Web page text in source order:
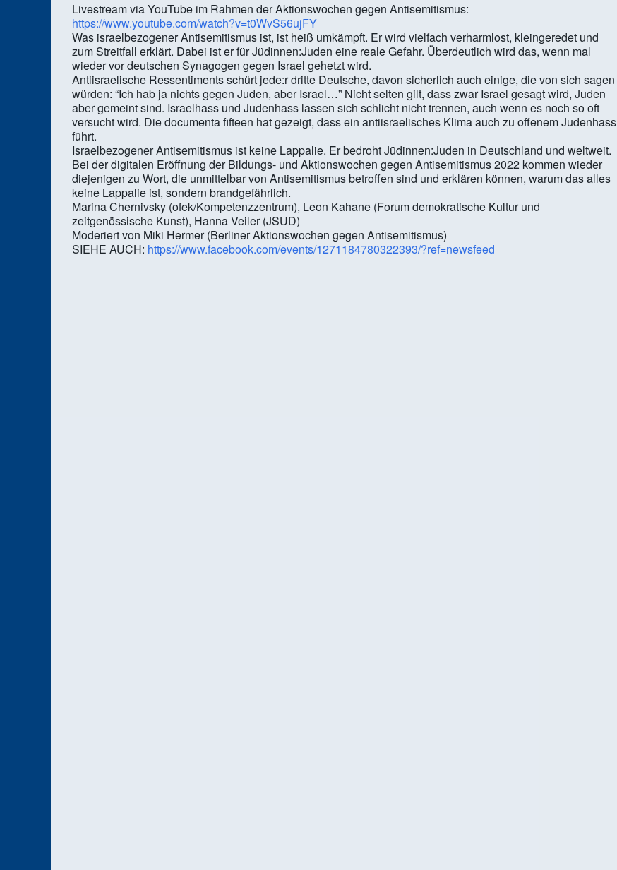
Livestream via YouTube im Rahmen der Aktionswochen gegen Antisemitismus:
https://www.youtube.com/watch?v=t0WvS56ujFY
Was israelbezogener Antisemitismus ist, ist heiß umkämpft. Er wird vielfach verharmlost, kleingeredet und
zum Streitfall erklärt. Dabei ist er für Jüdinnen:Juden eine reale Gefahr. Überdeutlich wird das, wenn mal
wieder vor deutschen Synagogen gegen Israel gehetzt wird.
Antiisraelische Ressentiments schürt jede:r dritte Deutsche, davon sicherlich auch einige, die von sich sagen
würden: “Ich hab ja nichts gegen Juden, aber Israel…” Nicht selten gilt, dass zwar Israel gesagt wird, Juden
aber gemeint sind. Israelhass und Judenhass lassen sich schlicht nicht trennen, auch wenn es noch so oft
versucht wird. Die documenta fifteen hat gezeigt, dass ein antiisraelisches Klima auch zu offenem Judenhass
führt.
Israelbezogener Antisemitismus ist keine Lappalie. Er bedroht Jüdinnen:Juden in Deutschland und weltweit.
Bei der digitalen Eröffnung der Bildungs- und Aktionswochen gegen Antisemitismus 2022 kommen wieder
diejenigen zu Wort, die unmittelbar von Antisemitismus betroffen sind und erklären können, warum das alles
keine Lappalie ist, sondern brandgefährlich.
Marina Chernivsky (ofek/Kompetenzzentrum), Leon Kahane (Forum demokratische Kultur und
zeitgenössische Kunst), Hanna Veiler (JSUD)
Moderiert von Miki Hermer (Berliner Aktionswochen gegen Antisemitismus)
SIEHE AUCH: https://www.facebook.com/events/1271184780322393/?ref=newsfeed